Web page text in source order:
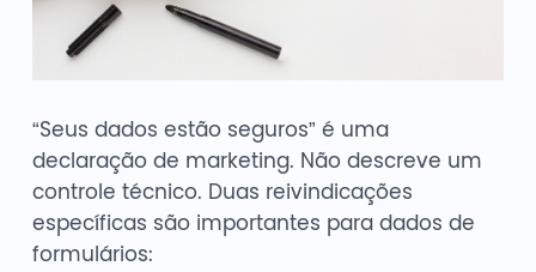
“Seus dados estão seguros” é uma
declaração de marketing. Não descreve um
controle técnico. Duas reivindicações
específicas são importantes para dados de
formulários: